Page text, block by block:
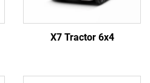
X7 Tractor 6x4